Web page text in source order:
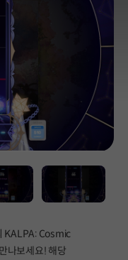
KALPA: Cosmic
세요! 해당